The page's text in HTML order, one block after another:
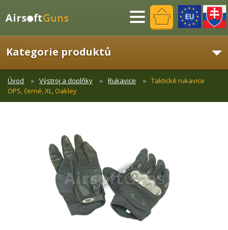
Menu
Kategorie produktů
Úvod Výstroj a doplňky Rukavice
Taktické rukavice
OPS, černé, XL, Oakley